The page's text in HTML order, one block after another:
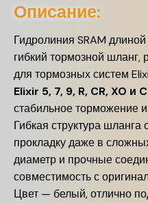
Описание:
Гидролиния SRAM
гибкий тормозной шланг,
для тормозных систем
Elixir 5, 7, 9, R, CR, XO и
стабильное торможение
Гибкая структура шланга
прокладку даже в
диаметр и прочные
совместимость с
Цвет — белый, отлично